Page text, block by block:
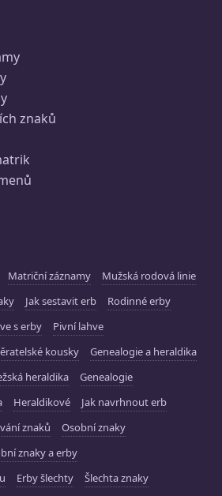
znaků
Matriční záznamy
Mužská rodová linie
Jak sestavit erb
Rodinné erby
s erby
Pivní lahve
kousky
Genealogie a heraldika
heraldika
Genealogie
Heraldikové
Jak navrhnout erb
znaků
Osobní znaky
znaky a erby
Erby šlechty Šlechta znaky